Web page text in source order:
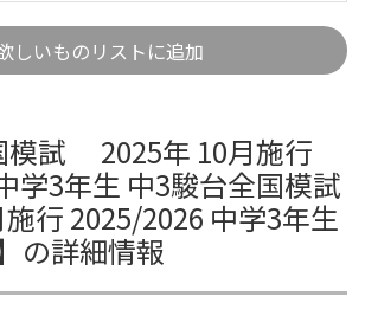
しいものリストに追加
模試 2025年 10月施行
学3年生 中3駿台全国模試
行 2025/2026 中学3年生
の詳細情報